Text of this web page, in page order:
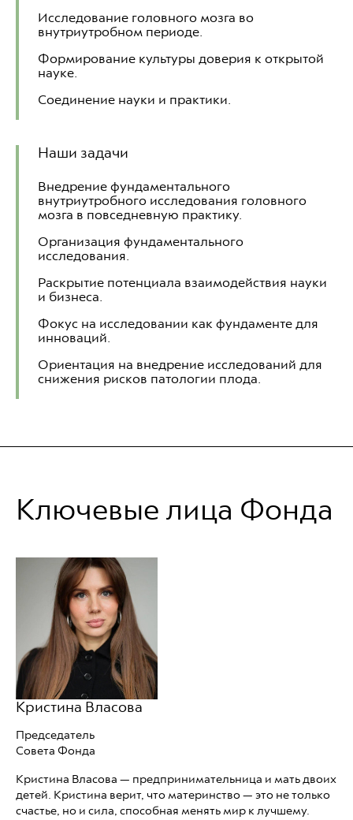
Исследование головного мозга во
внутриутробном периоде.
Формирование культуры доверия к открытой
науке.
Соединение науки и практики.
Наши задачи
Внедрение фундаментального
внутриутробного исследования головного
мозга в повседневную практику.
Организация фундаментального
исследования.
Раскрытие потенциала взаимодействия науки
и бизнеса.
Фокус на исследовании как фундаменте для
инноваций.
Ориентация на внедрение исследований для
снижения рисков патологии плода.
Ключевые лица Фонда
Кристина Власова
Председатель
Совета Фонда
Кристина Власова — предпринимательница и мать двоих
детей. Кристина верит, что материнство — это не только
счастье, но и сила, способная менять мир к лучшему.